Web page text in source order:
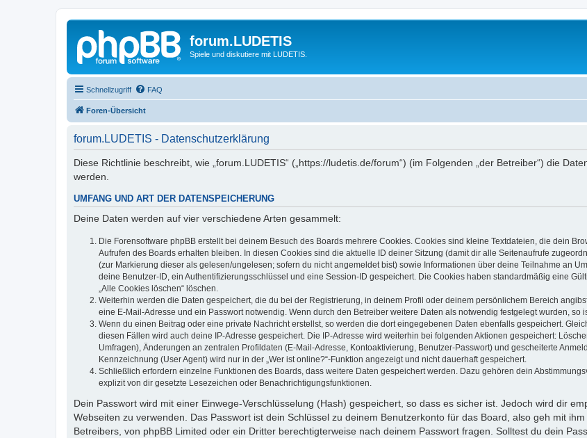
forum.LUDETIS
Spiele und diskutiere mit LUDETIS.
Schnellzugriff FAQ
Foren-Übersicht
forum.LUDETIS - Datenschutzerklärung
Diese Richtlinie beschreibt, wie „forum.LUDETIS“ („https://ludetis.de/forum“) (im Folgenden „der Betreiber“) die
werden.
UMFANG UND ART DER DATENSPEICHERUNG
Deine Daten werden auf vier verschiedene Arten gesammelt:
Die Forensoftware phpBB erstellt bei deinem Besuch des Boards mehrere Cookies. Cookies sind kleine Textdateien, die dein
Aufrufen des Boards erhalten bleiben. In diesen Cookies sind die aktuelle ID deiner Sitzung (damit dir alle Seitenaufrufe
(zur Markierung dieser als gelesen/ungelesen; sofern du nicht angemeldet bist) sowie Informationen über deine Teilnahme an
deine Benutzer-ID, ein Authentifizierungsschlüssel und eine Session-ID gespeichert. Die Cookies haben standardmäßig eine
„Alle Cookies löschen“ löschen.
Weiterhin werden die Daten gespeichert, die du bei der Registrierung, in deinem Profil oder deinem persönlichem Bereich
eine E-Mail-Adresse und ein Passwort notwendig. Wenn durch den Betreiber weitere Daten als notwendig festgelegt wurden, so
Wenn du einen Beitrag oder eine private Nachricht erstellst, so werden die dort eingegebenen Daten ebenfalls gespeichert.
diesen Fällen wird auch deine IP-Adresse gespeichert. Die IP-Adresse wird weiterhin bei folgenden Aktionen gespeichert:
Umfragen), Änderungen an zentralen Profildaten (E-Mail-Adresse, Kontoaktivierung, Benutzer-Passwort) und gescheiterte
Kennzeichnung (User Agent) wird nur in der „Wer ist online?“-Funktion angezeigt und nicht dauerhaft gespeichert.
Schließlich erfordern einzelne Funktionen des Boards, dass weitere Daten gespeichert werden. Dazu gehören dein
explizit von dir gesetzte Lesezeichen oder Benachrichtigungsfunktionen.
Dein Passwort wird mit einer Einwege-Verschlüsselung (Hash) gespeichert, so dass es sicher ist. Jedoch wird dir
Webseiten zu verwenden. Das Passwort ist dein Schlüssel zu deinem Benutzerkonto für das Board, also geh mit
Betreibers, von phpBB Limited oder ein Dritter berechtigterweise nach deinem Passwort fragen. Solltest du dein